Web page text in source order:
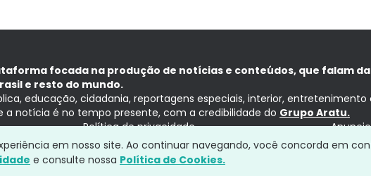
focada na produção de notícias e conteúdos, que falam da
e resto do mundo.
educação, cidadania, reportagens especiais, interior, entretenimento
a notícia é no tempo presente, com a credibilidade do Grupo Aratu.
Política de privacidade
em nosso site. Ao continuar navegando, você concorda em
e consulte nossa Política de Cookies.